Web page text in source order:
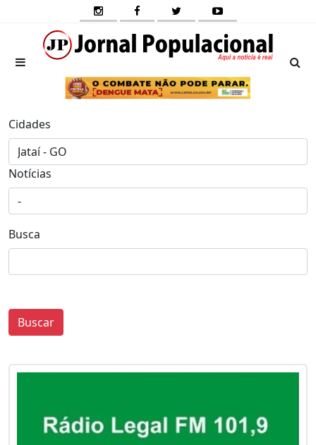
Cidades
Notícias
Busca
Buscar